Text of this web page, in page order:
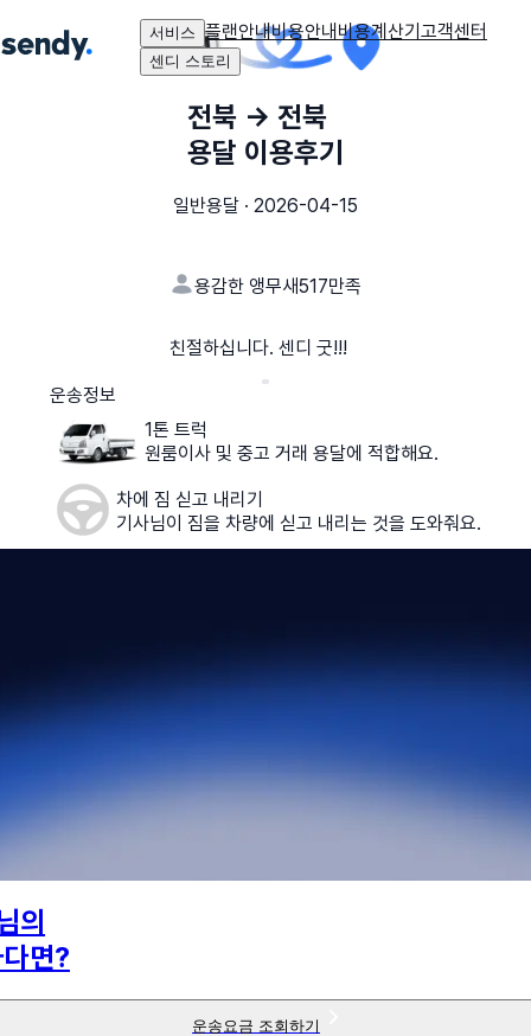
서비스 플랜안내비용안내비용계산기고객센터
센디 스토리
전북 → 전북
용달 이용후기
일반용달 · 2026-04-15
용감한 앵무새517만족
친절하십니다. 센디 굿!!!
운송정보
1톤 트럭
원룸이사 및 중고 거래 용달에 적합해요.
차에 짐 싣고 내리기
기사님이 짐을 차량에 싣고 내리는 것을 도와줘요.
의
면?
운송요금 조회하기